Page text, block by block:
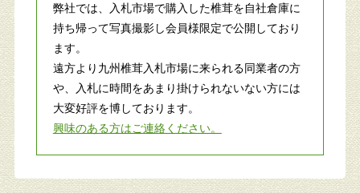
弊社では、入札市場で購入した椎茸を自社倉庫に
持ち帰って写真撮影し会員様限定で公開しており
ます。
遠方より九州椎茸入札市場に来られる同業者の方
や、入札に時間をあまり掛けられないない方には
大変好評を博しております。
興味のある方はご連絡ください。